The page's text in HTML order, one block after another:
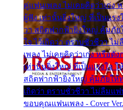
คู่แฟนเพลง ไม่เคยคิดว่าเก่ง
ผู้ฟัง เท่านั้นยิ่งใหญ่ ที่เป็นแรง
วา สถิตฟากฟ้ายิ่งใหญ่ คุ้มภัย
ใจ ไว้เถิดว่า ตราบชั่วชีวา ไ
เพลง ไม่เคยคิดว่าเก่ง หรือดั
เท่านั้นยิ่งใหญ่ ที่เป็นแรงใจ ใ
สถิตฟากฟ้ายิ่งใหญ่ คุ้มภัยให้
เถิดว่า ตราบชั่วชีวา ไม่ลืมแฟ
ขอบคุณแฟนเพลง - Cover